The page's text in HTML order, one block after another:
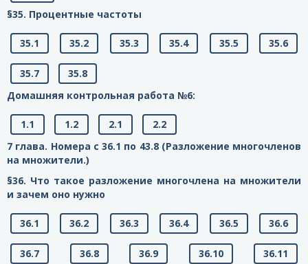
§35. Процентные частоты
35.1 35.2 35.3 35.4 35.5 35.6
35.7
35.8
Домашняя контрольная работа №6:
1.1 1.2 2.1
2.2
7 глава. Номера с 36.1 по 43.8 (Разложение многочленов
на множители.)
§36. Что такое разложение многочлена на множители
и зачем оно нужно
36.1 36.2 36.3 36.4 36.5 36.6
36.7 36.8 36.9 36.10 36.11